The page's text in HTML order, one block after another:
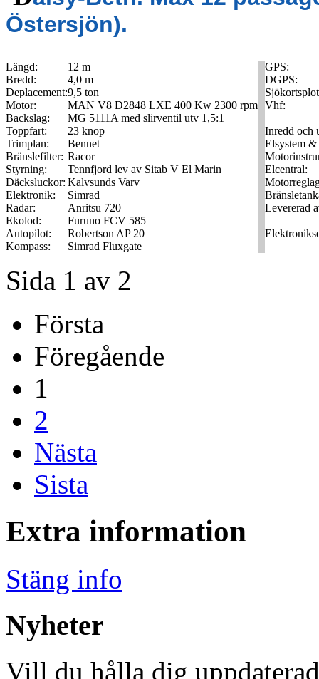
Östersjön).
Längd: 12 m
GPS:
Bredd:
4,0 m
DGPS:
Deplacement:9,5 ton
Motor:
MAN V8 D2848 LXE 400 Kw 2300 rpm Vhf:
Backslag:
MG 5111A med slirventil utv 1,5:1
Toppfart:
23 knop
Inredd och
Trimplan:
Bennet
Elsystem
Bränslefilter: Racor
Styrning:
Tennfjord lev av Sitab V El Marin
Elcentral:
Däcksluckor: Kalvsunds Varv
Elektronik:
Simrad
Radar:
Anritsu 720
Levererad
Ekolod:
Furuno FCV 585
Autopilot:
Robertson AP 20
Kompass:
Simrad Fluxgate
Sida 1 av 2
Första
Föregående
1
2
Nästa
Sista
Extra information
Stäng info
Nyheter
Vill du hålla dig